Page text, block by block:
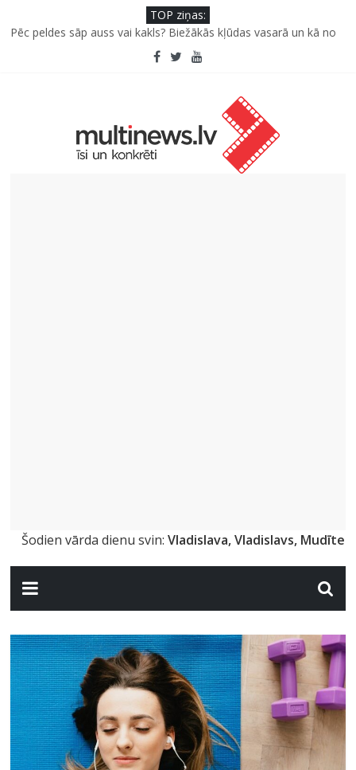
TOP ziņas:
Pēc peldes sāp auss vai kakls? Biežākās kļūdas vasarā un kā no
Kā neuzkāpt uz tiem pašiem grābekļiem: 5 iespējamās kļūdas
Šefpavārs iesaka, kā gudri un izdevīgi izmantot kabačus no
5 svarīgi soļi, lai bērns skolā atgrieztos vesels un gatavs
Šodien vārda dienu svin:Vladislava, Vladislavs, Mudīte